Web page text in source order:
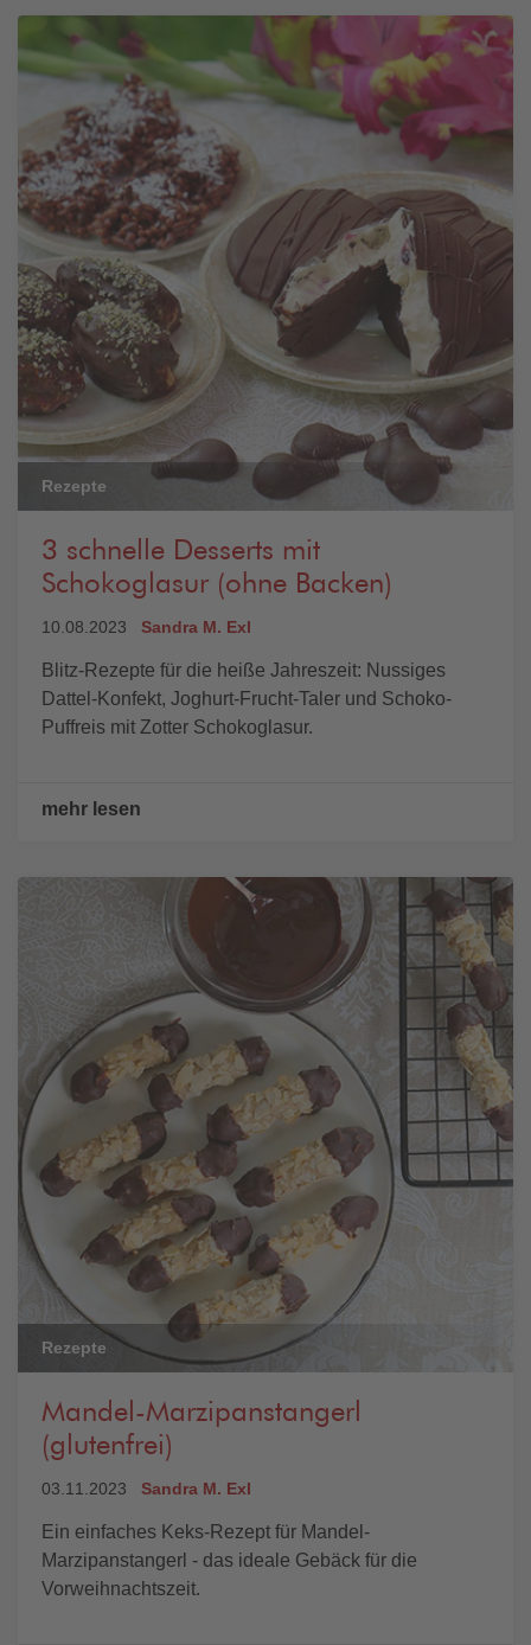
Rezepte
3 schnelle Desserts mit
Schokoglasur (ohne Backen)
10.08.2023 Sandra M. Exl
Blitz-Rezepte für die heiße Jahreszeit: Nussiges
Dattel-Konfekt, Joghurt-Frucht-Taler und Schoko-
Puffreis mit Zotter Schokoglasur.
mehr lesen
Rezepte
Mandel-Marzipanstangerl
(glutenfrei)
03.11.2023 Sandra M. Exl
Ein einfaches Keks-Rezept für Mandel-
Marzipanstangerl - das ideale Gebäck für die
Vorweihnachtszeit.